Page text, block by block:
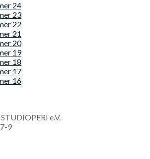
24
23
22
21
20
19
18
17
16
e.V.
9